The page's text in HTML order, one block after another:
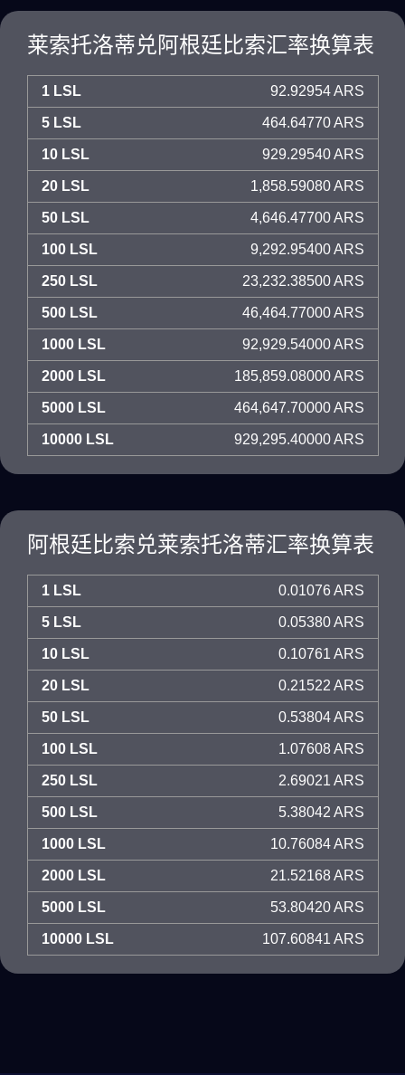
莱索托洛蒂兑阿根廷比索汇率换算表
1 LSL 92.92954 ARS
5 LSL 464.64770 ARS
10 LSL 929.29540 ARS
20 LSL 1,858.59080 ARS
50 LSL 4,646.47700 ARS
100 LSL 9,292.95400 ARS
250 LSL 23,232.38500 ARS
500 LSL 46,464.77000 ARS
1000 LSL 92,929.54000 ARS
2000 LSL 185,859.08000 ARS
5000 LSL 464,647.70000 ARS
10000 LSL 929,295.40000 ARS
阿根廷比索兑莱索托洛蒂汇率换算表
1 LSL 0.01076 ARS
5 LSL 0.05380 ARS
10 LSL 0.10761 ARS
20 LSL 0.21522 ARS
50 LSL 0.53804 ARS
100 LSL 1.07608 ARS
250 LSL 2.69021 ARS
500 LSL 5.38042 ARS
1000 LSL 10.76084 ARS
2000 LSL 21.52168 ARS
5000 LSL 53.80420 ARS
10000 LSL 107.60841 ARS